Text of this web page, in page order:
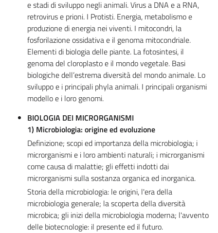
e stadi di sviluppo negli animali. Virus a DNA e a RNA,
retrovirus e prioni. I Protisti. Energia, metabolismo e
produzione di energia nei viventi. I mitocondri, la
fosforilazione ossidativa e il genoma mitocondriale.
Elementi di biologia delle piante. La fotosintesi, il
genoma del cloroplasto e il mondo vegetale. Basi
biologiche dell’estrema diversità del mondo animale. Lo
sviluppo e i principali phyla animali. I principali organismi
modello e i loro genomi.
BIOLOGIA DEI MICRORGANISMI
1) Microbiologia: origine ed evoluzione
Definizione; scopi ed importanza della microbiologia; i
microrganismi e i loro ambienti naturali; i microrganismi
come causa di malattie; gli effetti indotti dai
microrganismi sulla sostanza organica ed inorganica.
Storia della microbiologia: le origini, l'era della
microbiologia generale; la scoperta della diversità
microbica; gli inizi della microbiologia moderna; l'avvento
delle biotecnologie: il presente ed il futuro.